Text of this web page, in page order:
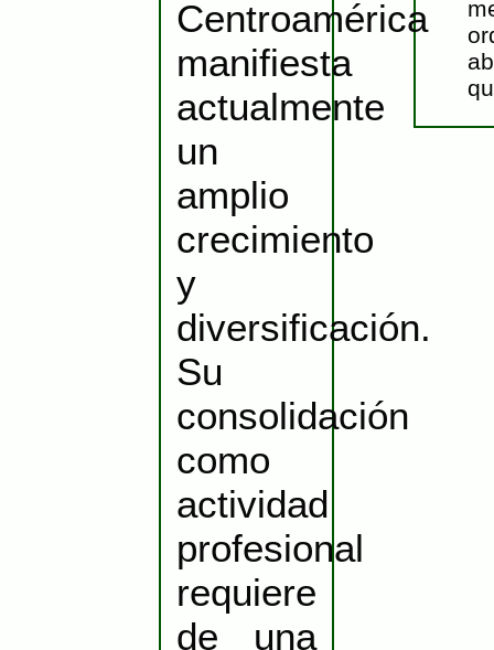
Centroamérica
manifiesta
actualmente
un
amplio
crecimiento
y
diversificación.
Su
consolidación
como
actividad
profesional
requiere
de una